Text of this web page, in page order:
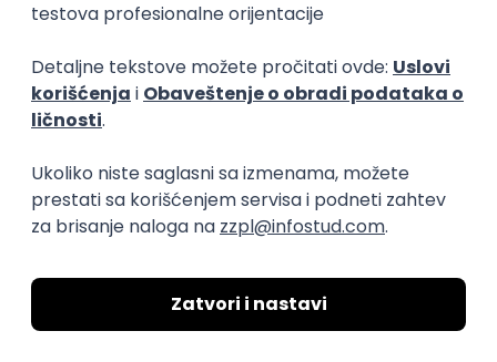
Okupljamo IT zajednicu, podižemo
transparentnost domaćeg IT tržišta rada i